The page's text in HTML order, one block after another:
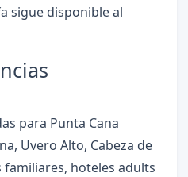
sigue disponible al
para Punta Cana
Uvero Alto, Cabeza de
familiares, hoteles adults